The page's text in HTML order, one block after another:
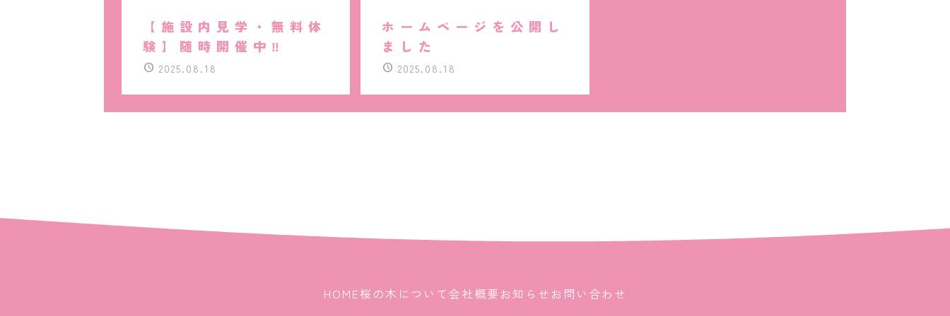
【施設内見学・無料体
験】随時開催中‼
2025.08.18
ホームページを公開し
ました
2025.08.18
HOME桜の木について会社概要 お知らせ お問い合わせ